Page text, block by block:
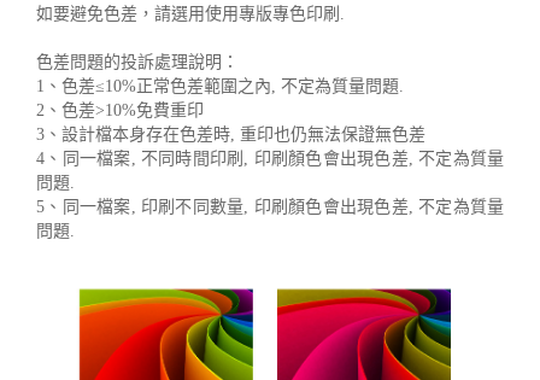
如要避免色差，請選用使用專版專色印刷.
色差問題的投訴處理說明：
1、色差≤10%正常色差範圍之內, 不定為質量問題.
2、色差>10%免費重印
3、設計檔本身存在色差時, 重印也仍無法保證無色差
4、同一檔案, 不同時間印刷, 印刷顏色會出現色差, 不定為質量
問題.
5、同一檔案, 印刷不同數量, 印刷顏色會出現色差, 不定為質量
問題.